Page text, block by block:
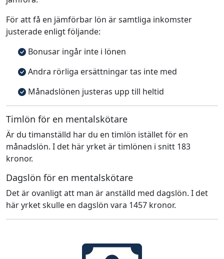
För att få en jämförbar lön är samtliga inkomster
justerade enligt följande:
Bonusar ingår inte i lönen
Andra rörliga ersättningar tas inte med
Månadslönen justeras upp till heltid
Timlön för en mentalskötare
Är du timanställd har du en timlön istället för en
månadslön. I det här yrket är timlönen i snitt 183
kronor.
Dagslön för en mentalskötare
Det är ovanligt att man är anställd med dagslön. I det
här yrket skulle en dagslön vara 1457 kronor.